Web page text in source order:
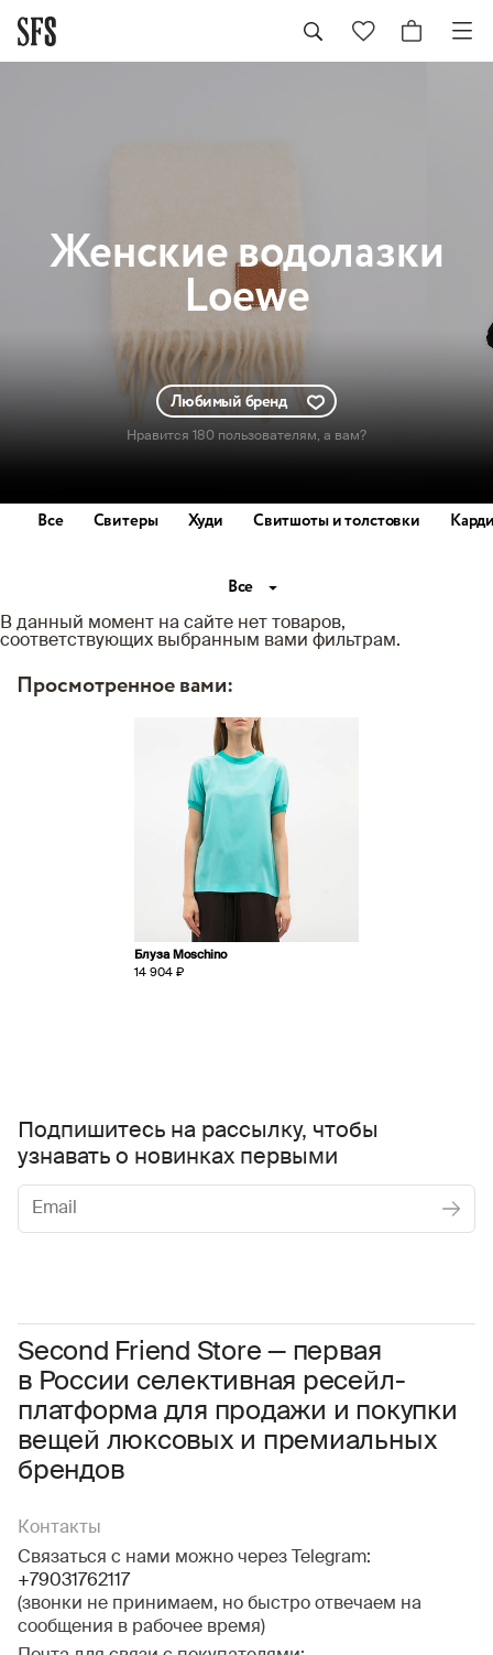
Женскиеводолазки
Loewe
Любимый бренд
Нравится 180 пользователям, а вам?
Все Свитеры Худи Свитшоты и толстовки
Все
В данный момент на сайте нет товаров,
соответствующих выбранным вами фильтрам.
Просмотренное вами:
Блуза Moschino
14 904 ₽
Second Friend Store — первая
в России селективная ресейл-
платформа для продажи и покупки
вещей люксовых и премиальных
брендов
Контакты
Связаться с нами можно через Telegram:
+79031762117
(звонки не принимаем, но быстро отвечаем на
сообщения в рабочее время)
Подпишитесь на рассылку, чтобы
узнавать о новинках первыми
Соглашаюсь с условиями Пользовательского соглашения
Даю согласие на получение рекламной информации.